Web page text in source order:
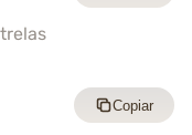
Copiar